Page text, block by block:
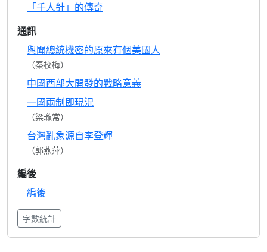
「千人針」的傳奇
通訊
與聞總統機密的原來有個美國人
（秦校梅）
中國西部大開發的戰略意義
一國兩制即現況
（梁瓏常）
台灣亂象源自李登輝
（郭燕萍）
編後
編後
字數統計